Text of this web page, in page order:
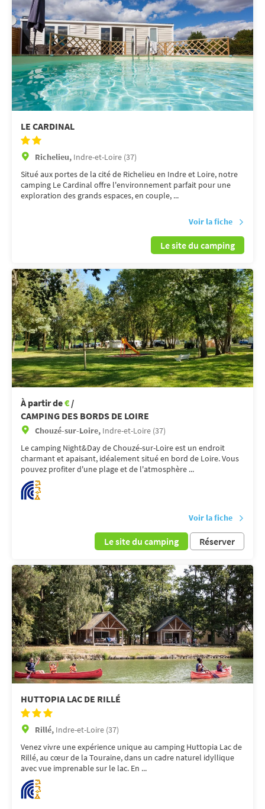
LE CARDINAL
Richelieu, Indre-et-Loire (37)
Situé aux portes de la cité de Richelieu en Indre et Loire, notre
camping Le Cardinal offre l'environnement parfait pour une
exploration des grands espaces, en couple, ...
Voir la fiche
Le site du camping
À partir de€ /
CAMPING DES BORDS DE LOIRE
Chouzé-sur-Loire, Indre-et-Loire (37)
Le camping Night&Day de Chouzé-sur-Loire est un endroit
charmant et apaisant, idéalement situé en bord de Loire. Vous
pouvez profiter d'une plage et de l'atmosphère ...
Voir la fiche
Le site du camping Réserver
HUTTOPIA LAC DE RILLÉ
Rillé, Indre-et-Loire (37)
Venez vivre une expérience unique au camping Huttopia Lac de
Rillé, au cœur de la Touraine, dans un cadre naturel idyllique
avec vue imprenable sur le lac. En ...